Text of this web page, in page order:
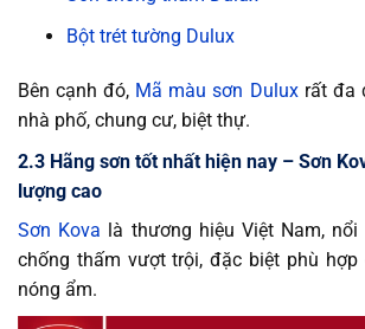
Bột trét tường Dulux
Bên cạnh đó, Mã màu sơn Duluxrất đa
nhà phố, chung cư, biệt thự.
2.3 Hãng sơn tốt nhất hiện nay – Sơn
lượng cao
Sơn Kova là thương hiệu Việt Nam,
chống thấm vượt trội, đặc biệt phù hợp
nóng ẩm.